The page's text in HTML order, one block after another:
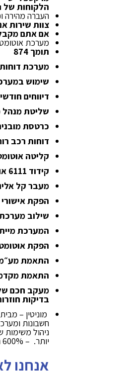
הלקוחות של invoice4u
העברה מהירה
צוות שירות
אם אתם
מערכת
תומך 874
מערכת
שימוש
דיווחים
שליטת
כרטסת
דוחות רכב
קליטה
קידוד 6111 אוטומטי בכל המערכת
מעבר קל
הפקת אישורי
שילוב
המערכת
הפקת
התאמת
התאמת
מעקב חכם
בדיקות
חשבונות
ניהול משימות
יותר. – 600% התייעלות!!! זה היעד עבורו פותחה ACCOUNTBOX
אנחנו